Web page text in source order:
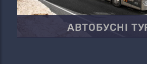
АВТОБУСНІ